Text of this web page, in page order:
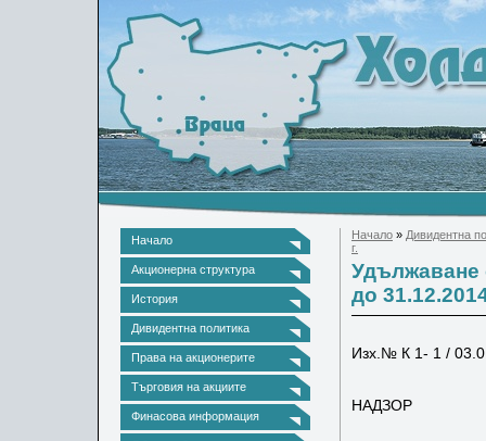
Начало
Акционерна структура
История
Дивидентна политика
Права на акционерите
Търговия на акциите
Финасова информация
Начало » Дивидентна
г.
Удължаване
до
Изх.№ К 1- 1
НАДЗОР